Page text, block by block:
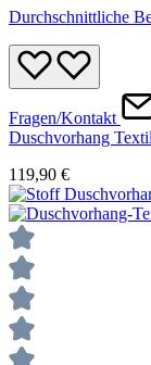
Durchschnittliche
Fragen/Kontakt
Duschvorhang
119,90 €